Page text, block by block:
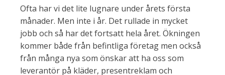
Ofta har vi det lite lugnare under årets första
månader. Men inte i år. Det rullade in mycket
jobb och så har det fortsatt hela året. Ökningen
kommer både från befintliga företag men också
från många nya som önskar att ha oss som
leverantör på kläder, presentreklam och